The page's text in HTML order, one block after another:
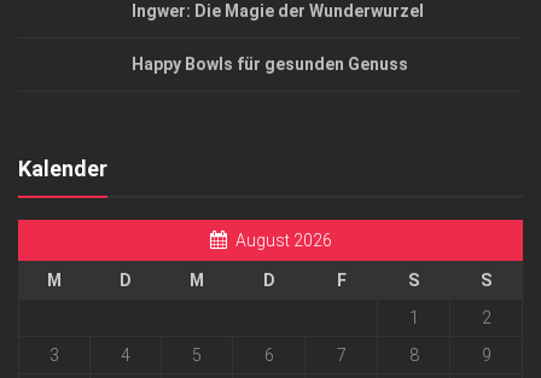
Ingwer: Die Magie der Wunderwurzel
Happy Bowls für gesunden Genuss
Kalender
August 2026
M D M D F S
S
1
2
3
4 5 6 7 8 9